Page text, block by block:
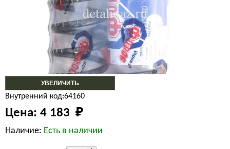
УВЕЛИЧИТЬ
Внутренний код:64160
Цена: 4 183 ₽
Наличие: Есть в наличии